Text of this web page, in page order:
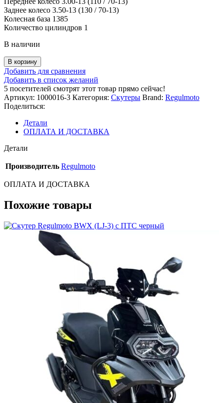
Заднее колесо 3.50-13 (130 / 70-13)
Колесная база 1385
Количество цилиндров 1
В наличии
Количество
товара
Скутер
Regulmoto
GRIDO
(LJ175T-
ПТС
В корзину
Добавить для сравнения
Добавить в список желаний
5 посетителей смотрят этот товар прямо сейчас!
Артикул: 1000016-3 Категория: Скутеры Brand: Regulmoto
Поделиться:
Детали
ОПЛАТА И ДОСТАВКА
Детали
Производитель Regulmoto
ОПЛАТА И ДОСТАВКА
Похожие товары